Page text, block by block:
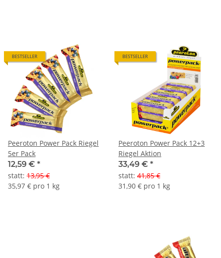
BESTSELLER
Peeroton Power Pack Riegel
5er Pack
12,59 € *
statt: 13,95 €
35,97 € pro 1 kg
BESTSELLER
Peeroton Power Pack 12+3
Riegel Aktion
33,49 € *
statt: 41,85 €
31,90 € pro 1 kg